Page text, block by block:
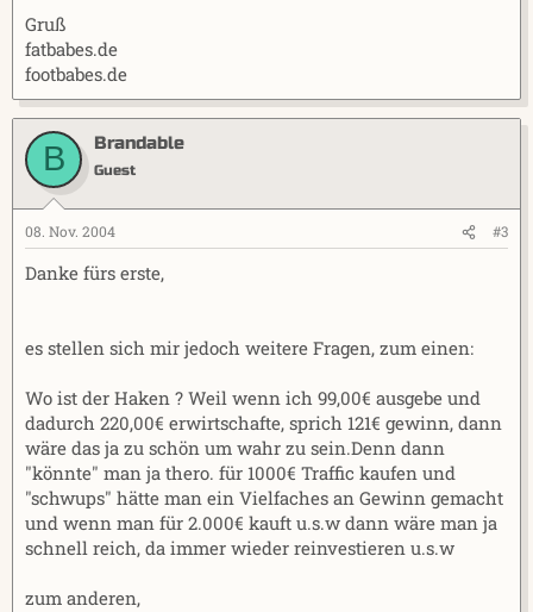
Gruß
fatbabes.de
footbabes.de
B Brandable
Guest
08. Nov. 2004 #3
Danke fürs erste,
es stellen sich mir jedoch weitere Fragen, zum einen:
Wo ist der Haken ? Weil wenn ich 99,00€ ausgebe und
dadurch 220,00€ erwirtschafte, sprich 121€ gewinn, dann
wäre das ja zu schön um wahr zu sein.Denn dann
"könnte" man ja thero. für 1000€ Traffic kaufen und
"schwups" hätte man ein Vielfaches an Gewinn gemacht
und wenn man für 2.000€ kauft u.s.w dann wäre man ja
schnell reich, da immer wieder reinvestieren u.s.w
zum anderen,